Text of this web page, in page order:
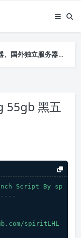
布真实数据，助您全面了解商家背景及售前售后
布真实数据，助您全面了解商家背景及售前售后
55gb 黑五
Script By
sp
spiritLHL